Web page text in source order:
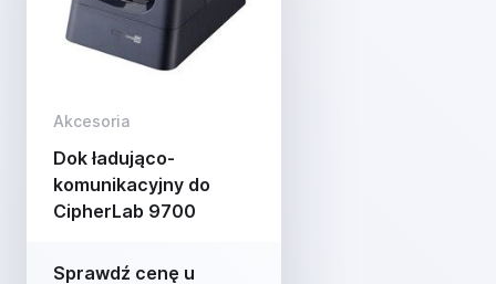
Akcesoria
Dok ładująco-
komunikacyjny do
CipherLab 9700
Sprawdź cenę u